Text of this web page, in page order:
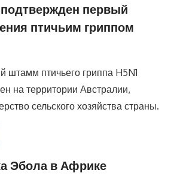
первый
птичьим гриппом
штамм птичьего гриппа H5N1
на территории Австралии,
сельского хозяйства страны.
Эбола в Африке